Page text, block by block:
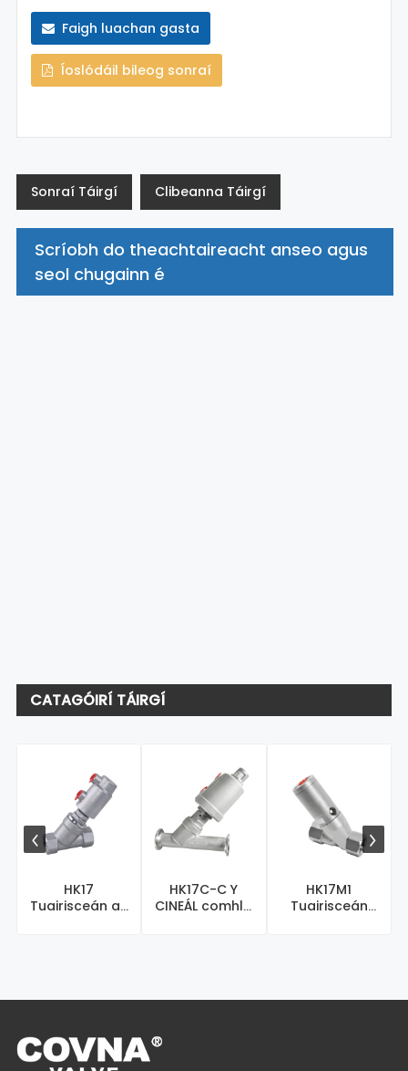
Faigh luachan gasta
Íoslódáil bileog sonraí
Sonraí Táirgí Clibeanna Táirgí
Scríobh do theachtaireacht anseo agus
seol chugainn é
CATAGÓIRÍ TÁIRGÍ
HK17
Tuairisceán an
HK17C-C Y
CINEÁL comhla
HK17M1
Tuairisceán